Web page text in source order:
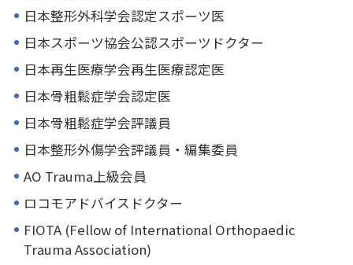
日本整形外科学会認定スポーツ医
日本スポーツ協会公認スポーツドクター
日本再生医療学会再生医療認定医
日本骨粗鬆症学会認定医
日本骨粗鬆症学会評議員
日本整形外傷学会評議員・編集委員
AO Trauma上級会員
ロコモアドバイスドクター
FIOTA (Fellow of International Orthopaedic
Trauma Association)